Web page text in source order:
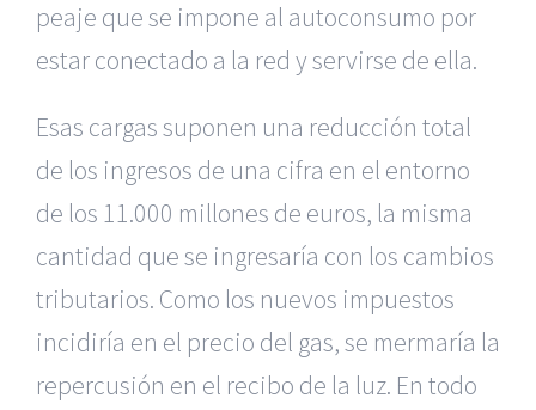
peaje que se impone al autoconsumo por
estar conectado a la red y servirse de ella.
Esas cargas suponen una reducción total
de los ingresos de una cifra en el entorno
de los 11.000 millones de euros, la misma
cantidad que se ingresaría con los cambios
tributarios. Como los nuevos impuestos
incidiría en el precio del gas, se mermaría la
repercusión en el recibo de la luz. En todo